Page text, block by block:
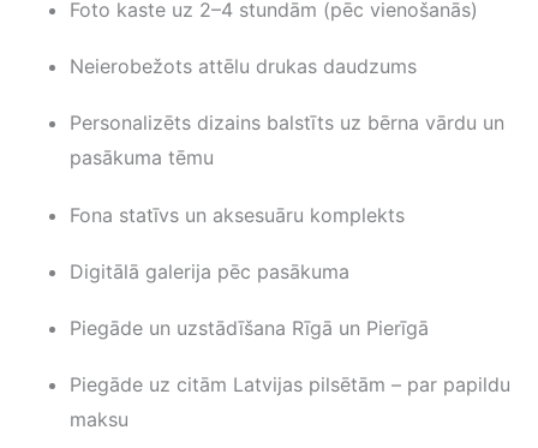
Foto kaste uz 2–4 stundām (pēc vienošanās)
Neierobežots attēlu drukas daudzums
Personalizēts dizains balstīts uz bērna vārdu un
pasākuma tēmu
Fona statīvs un aksesuāru komplekts
Digitālā galerija pēc pasākuma
Piegāde un uzstādīšana Rīgā un Pierīgā
Piegāde uz citām Latvijas pilsētām – par papildu
maksu